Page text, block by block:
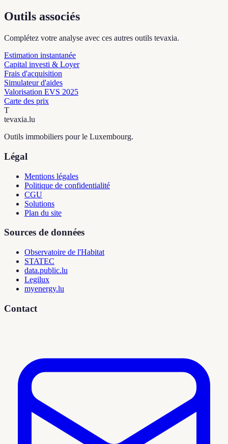
Outils associés
Complétez votre analyse avec ces autres outils tevaxia.
Estimation instantanée
Capital investi & Loyer
Frais d'acquisition
Simulateur d'aides
Valorisation EVS 2025
Carte des prix
T
tevaxia.lu
Outils immobiliers pour le Luxembourg.
Légal
Mentions légales
Politique de confidentialité
CGU
Solutions
Plan du site
Sources de données
Observatoire de l'Habitat
STATEC
data.public.lu
Legilux
myenergy.lu
Contact